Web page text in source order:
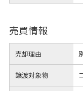
売買情報
売却理由
譲渡対象物